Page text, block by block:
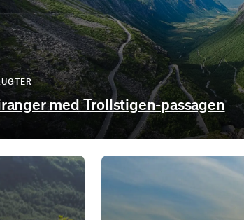
med Trollstigen-passagen